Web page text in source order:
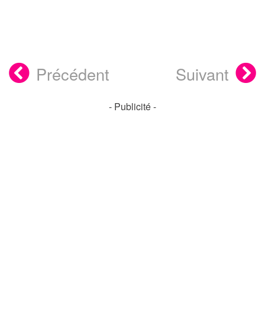
Précédent Suivant
- Publicité -